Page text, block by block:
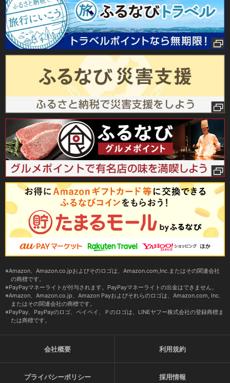
Amazon、Amazon.co.jpおよびそのロゴは、Amazon.com,Inc.またはその関連会社
の商標です。
PayPayマネーライトが付与されます。PayPayマネーライトの出金はできません。
Amazon、Amazon.co.jp、Amazon Payおよびそれらのロゴは、Amazon.com, Inc.
またはその関連会社の商標です。
PayPay、PayPayのロゴ、ペイペイ、Ｐのロゴは、LINEヤフー株式会社の登録商標ま
たは商標です。
会社概要 利用規約
プライバシーポリシー 採用情報